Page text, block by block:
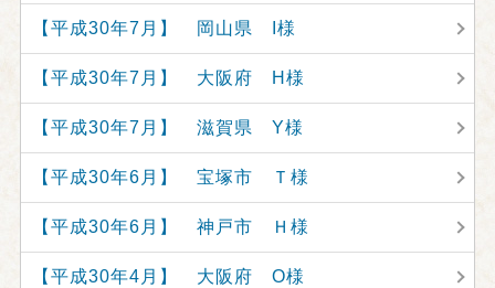
【平成30年7月】 岡山県 I様
【平成30年7月】 大阪府 H様
【平成30年7月】 滋賀県 Y様
【平成30年6月】 宝塚市 Ｔ様
【平成30年6月】 神戸市 Ｈ様
【平成30年4月】 大阪府 O様